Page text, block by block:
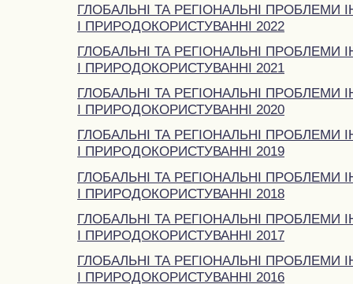
ГЛОБАЛЬНІ ТА РЕГІОНАЛЬНІ ПРОБЛЕМИ
І ПРИРОДОКОРИСТУВАННІ 2022
ГЛОБАЛЬНІ ТА РЕГІОНАЛЬНІ ПРОБЛЕМИ
І ПРИРОДОКОРИСТУВАННІ 2021
ГЛОБАЛЬНІ ТА РЕГІОНАЛЬНІ ПРОБЛЕМИ
І ПРИРОДОКОРИСТУВАННІ 2020
ГЛОБАЛЬНІ ТА РЕГІОНАЛЬНІ ПРОБЛЕМИ
І ПРИРОДОКОРИСТУВАННІ 2019
ГЛОБАЛЬНІ ТА РЕГІОНАЛЬНІ ПРОБЛЕМИ
І ПРИРОДОКОРИСТУВАННІ 2018
ГЛОБАЛЬНІ ТА РЕГІОНАЛЬНІ ПРОБЛЕМИ
І ПРИРОДОКОРИСТУВАННІ 2017
ГЛОБАЛЬНІ ТА РЕГІОНАЛЬНІ ПРОБЛЕМИ
І ПРИРОДОКОРИСТУВАННІ 2016